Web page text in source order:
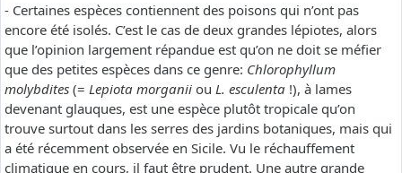
- Certaines espèces contiennent des poisons qui n’ont pas
encore été isolés. C’est le cas de deux grandes lépiotes, alors
que l’opinion largement répandue est qu’on ne doit se méfier
que des petites espèces dans ce genre: Chlorophyllum
molybdites (= Lepiota morganii ou L. esculenta !), à lames
devenant glauques, est une espèce plutôt tropicale qu’on
trouve surtout dans les serres des jardins botaniques, mais qui
a été récemment observée en Sicile. Vu le réchauffement
climatique en cours, il faut être prudent. Une autre grande